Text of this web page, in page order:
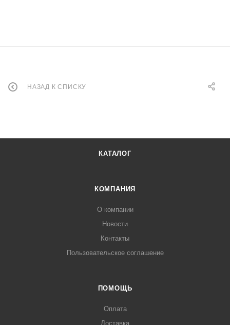
НАЗАД К СПИСКУ
КАТАЛОГ
КОМПАНИЯ
О компании
Новости
Контакты
Пользовательское соглашение
ПОМОЩЬ
Оплата
Доставка